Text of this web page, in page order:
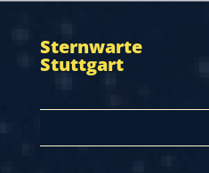
Sternwarte
Stuttgart